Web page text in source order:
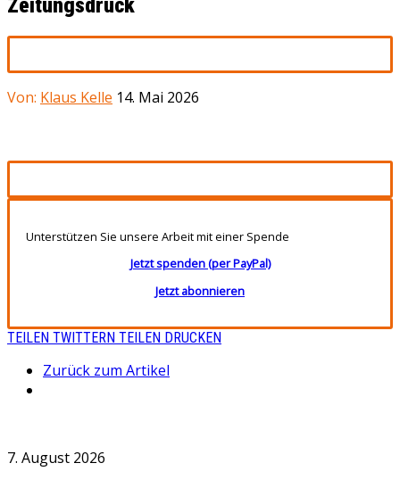
Zeitungsdruck
Von: Klaus Kelle 14. Mai 2026
Unterstützen Sie unsere Arbeit mit einer Spende
Jetzt spenden (per PayPal)
Jetzt abonnieren
TEILEN TWITTERN TEILEN DRUCKEN
Zurück zum Artikel
7. August 2026